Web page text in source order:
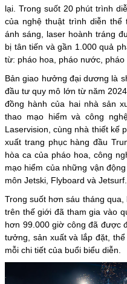
lại. Trong suốt 20 phút trình
của nghệ thuật trình diễn thể
ánh sáng, laser hoành tráng
bị tân tiến và gần 1.000 quả
từ: pháo hoa, pháo nước, pháo
Bản giao hưởng đại dương là
đầu tư quy mô lớn từ năm
đồng hành của hai nhà sản
thao mạo hiểm và công
Laservision, cùng nhà thiết kế
xuất trang phục hàng đầu
hòa ca của pháo hoa, công
mạo hiểm của những vận
môn Jetski, Flyboard và Jetsurf.
Trong suốt hơn sáu tháng
trên thế giới đã tham gia vào
hơn 99.000 giờ công đã được
tưởng, sản xuất và lắp đặt,
mỗi chi tiết của buổi biểu diễn.